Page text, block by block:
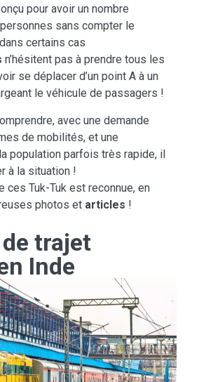
pour avoir un nombre
sans compter le
certains cas
n’hésitent pas à prendre tous les
se déplacer d’un point A à un
le véhicule de passagers !
avec une demande
de mobilités, et une
population parfois très rapide, il
à la situation !
ces Tuk-Tuk est reconnue, en
photos et articles !
trajet
Inde